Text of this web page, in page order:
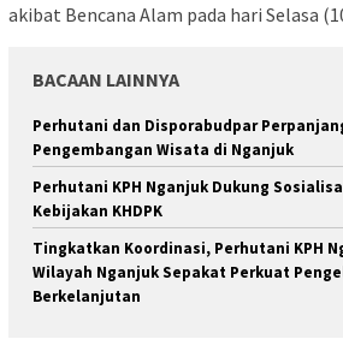
akibat Bencana Alam pada hari Selasa
BACAAN LAINNYA
Perhutani dan Disporabudpar
Pengembangan Wisata di Nganjuk
Perhutani KPH Nganjuk Dukung
Kebijakan KHDPK
Tingkatkan Koordinasi, Perhutani KPH
Wilayah Nganjuk Sepakat Perkuat
Berkelanjutan